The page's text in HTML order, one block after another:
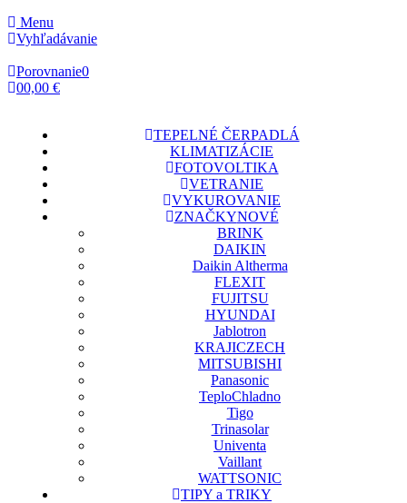
Menu
Vyhľadávanie
Porovnanie0
00,00 €
TEPELNÉ ČERPADLÁ
KLIMATIZÁCIE
FOTOVOLTIKA
VETRANIE
VYKUROVANIE
ZNAČKYNOVÉ
BRINK
DAIKIN
Daikin Altherma
FLEXIT
FUJITSU
HYUNDAI
Jablotron
KRAJICZECH
MITSUBISHI
Panasonic
TeploChladno
Tigo
Trinasolar
Univenta
Vaillant
WATTSONIC
TIPY a TRIKY